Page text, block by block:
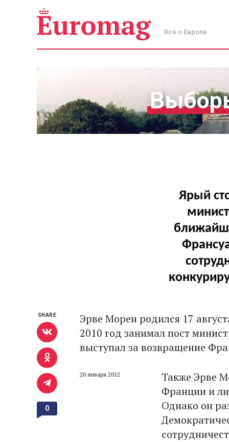
Всё о Европе
Ярый
Эрве Морeн родился 17
2010 год занимал пост
выступал за возвращение
20 января 2012
Также Эрве
Франции и
Однако он
SHARE
0